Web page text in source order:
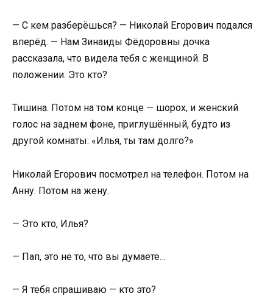
— С кем разберёшься? — Николай Егорович подался
вперёд. — Нам Зинаиды Фёдоровны дочка
рассказала, что видела тебя с женщиной. В
положении. Это кто?
Тишина. Потом на том конце — шорох, и женский
голос на заднем фоне, приглушённый, будто из
другой комнаты: «Илья, ты там долго?»
Николай Егорович посмотрел на телефон. Потом на
Анну. Потом на жену.
— Это кто, Илья?
— Пап, это не то, что вы думаете…
— Я тебя спрашиваю — кто это?